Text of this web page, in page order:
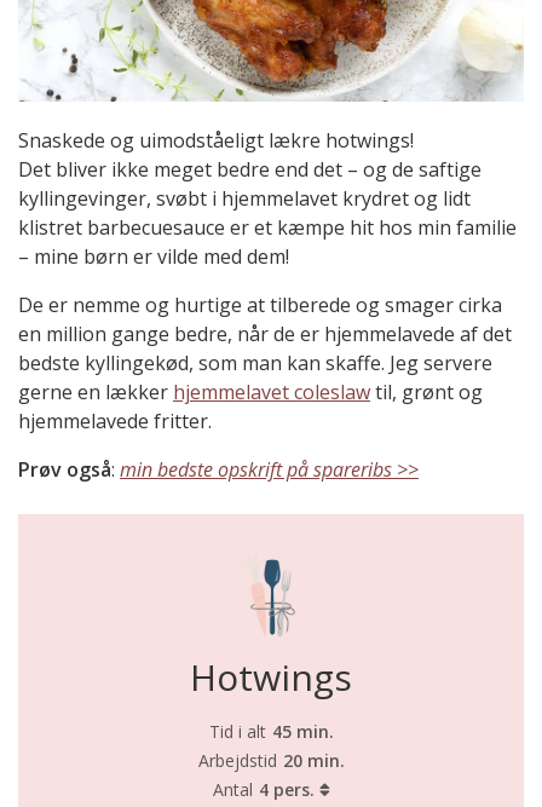
Snaskede og uimodståeligt lækre hotwings!
Det bliver ikke meget bedre end det – og de saftige
kyllingevinger, svøbt i hjemmelavet krydret og lidt
klistret barbecuesauce er et kæmpe hit hos min familie
– mine børn er vilde med dem!
De er nemme og hurtige at tilberede og smager cirka
en million gange bedre, når de er hjemmelavede af det
bedste kyllingekød, som man kan skaffe. Jeg servere
gerne en lækker hjemmelavet coleslawtil, grønt og
hjemmelavede fritter.
Prøv også: min bedste opskrift på spareribs >>
Hotwings
Tid i alt 45 min.
Arbejdstid 20 min.
Antal 4 pers.